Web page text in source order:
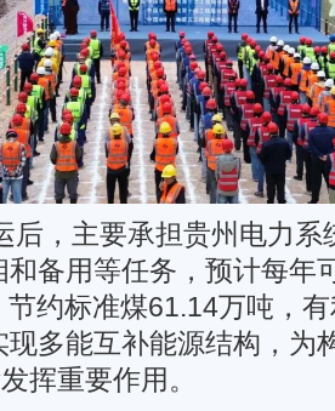
后，主要承担贵州电力系
备用等任务，预计每年
约标准煤61.14万吨，
多能互补能源结构，为
挥重要作用。